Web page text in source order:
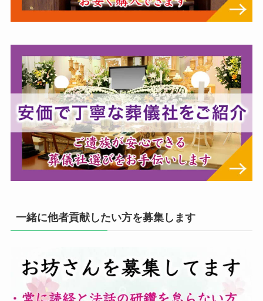
一緒に他者貢献したい方を募集します